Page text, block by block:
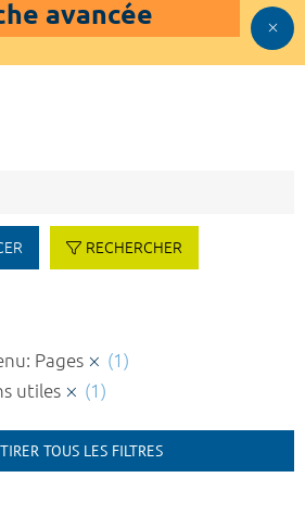
avancée
RECHERCHER
Pages
(1)
utiles
(1)
TOUS LES FILTRES